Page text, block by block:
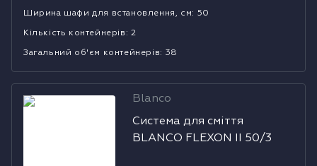
Ширина шафи для встановлення, см: 50
Кількість контейнерів : 2
Загальний об'єм контейнерів: 38
Система для
Blanco
Система для сміття
BLANCO FLEXON II 50/3